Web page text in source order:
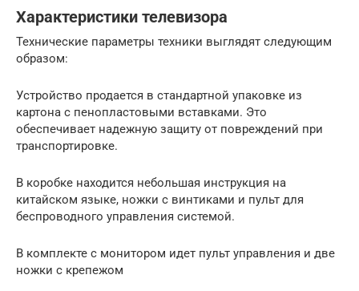
Характеристики телевизора
Технические параметры техники выглядят следующим
образом:
Устройство продается в стандартной упаковке из
картона с пенопластовыми вставками. Это
обеспечивает надежную защиту от повреждений при
транспортировке.
В коробке находится небольшая инструкция на
китайском языке, ножки с винтиками и пульт для
беспроводного управления системой.
В комплекте с монитором идет пульт управления и две
ножки с крепежом